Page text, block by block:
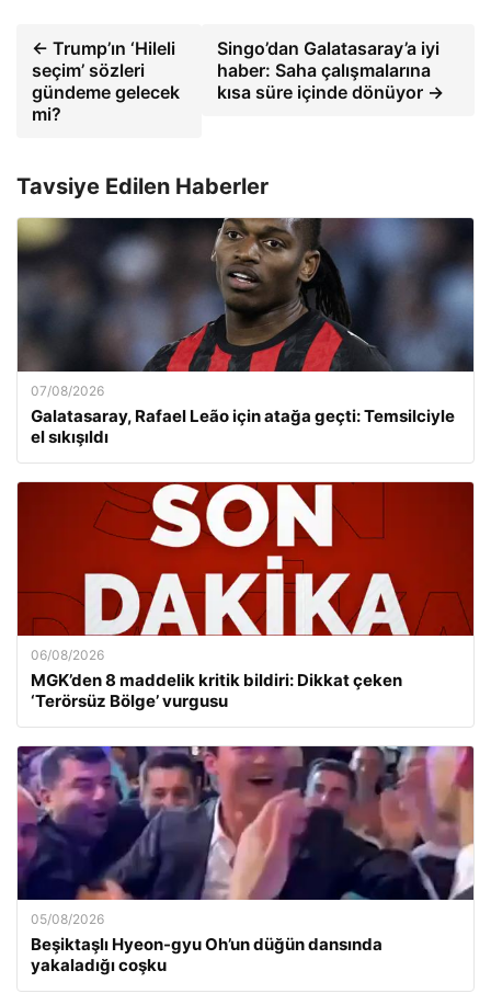
← Trump’ın ‘Hileli
seçim’ sözleri
gündeme gelecek
mi?
Singo’dan Galatasaray’a iyi
haber: Saha çalışmalarına
kısa süre içinde dönüyor →
Tavsiye Edilen Haberler
07/08/2026
Galatasaray, Rafael Leão için atağa geçti: Temsilciyle
el sıkışıldı
06/08/2026
MGK’den 8 maddelik kritik bildiri: Dikkat çeken
‘Terörsüz Bölge’ vurgusu
05/08/2026
Beşiktaşlı Hyeon-gyu Oh’un düğün dansında
yakaladığı coşku